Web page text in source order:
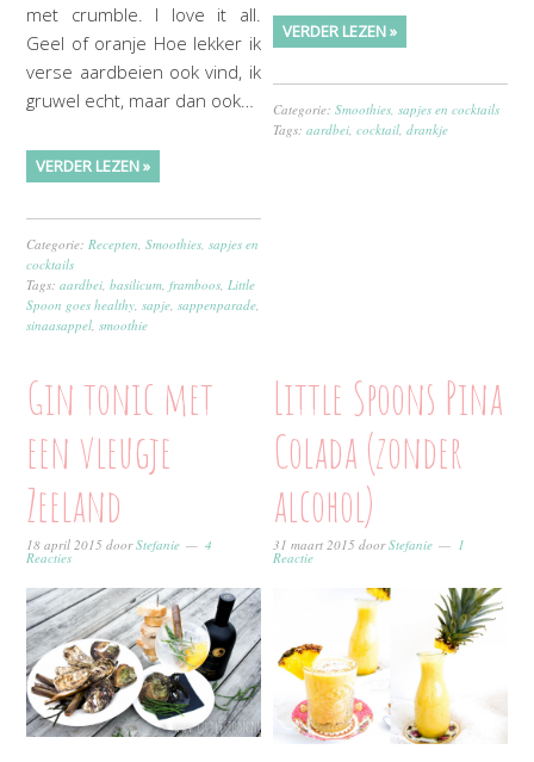
met crumble. I love it all.
Geel of oranje Hoe lekker ik
verse aardbeien ook vind, ik
gruwel echt, maar dan ook…
VERDER LEZEN »
Categorie:Recepten,Smoothies, sapjes en
cocktails
Tags:aardbei,basilicum,framboos,Little
Spoon goes healthy,sapje,sappenparade,
sinaasappel,smoothie
VERDER LEZEN »
Categorie:Smoothies, sapjes en cocktails
Tags:aardbei,cocktail,drankje
Gin tonic met
een vleugje
Zeeland
18 april 2015 doorStefanie 4
Reacties
Little Spoons Pina
Colada (zonder
alcohol)
31 maart 2015 doorStefanie 1
Reactie